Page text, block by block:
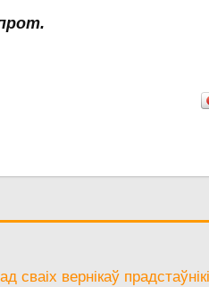
сваіх вернікаў